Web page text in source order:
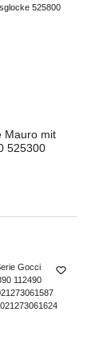
Mauro mit
525300